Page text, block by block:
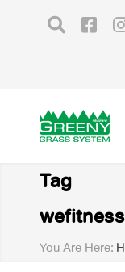
Tag
You Are Here: